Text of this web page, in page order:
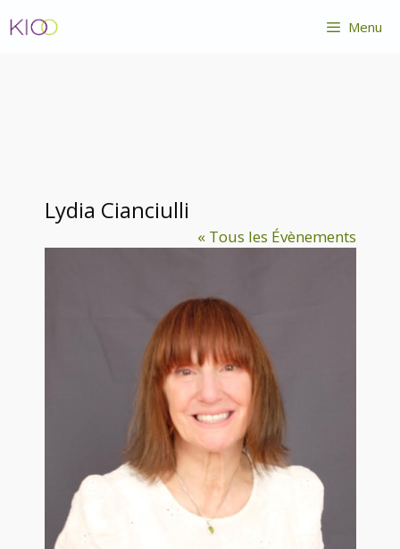
au
Menu
Lydia Cianciulli
« Tous les Évènements